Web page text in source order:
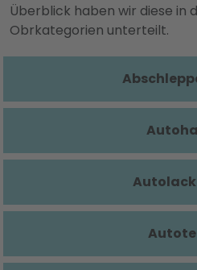
Überblick haben wir diese in
Obrkategorien unterteilt.